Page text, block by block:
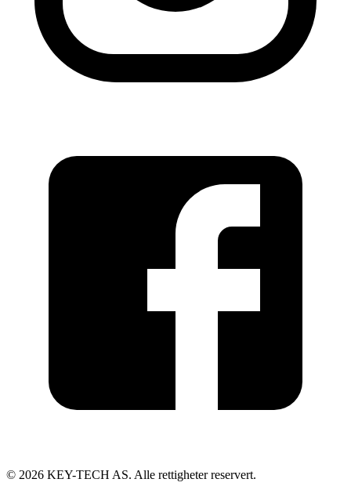
© 2026 KEY-TECH AS. Alle rettigheter reservert.